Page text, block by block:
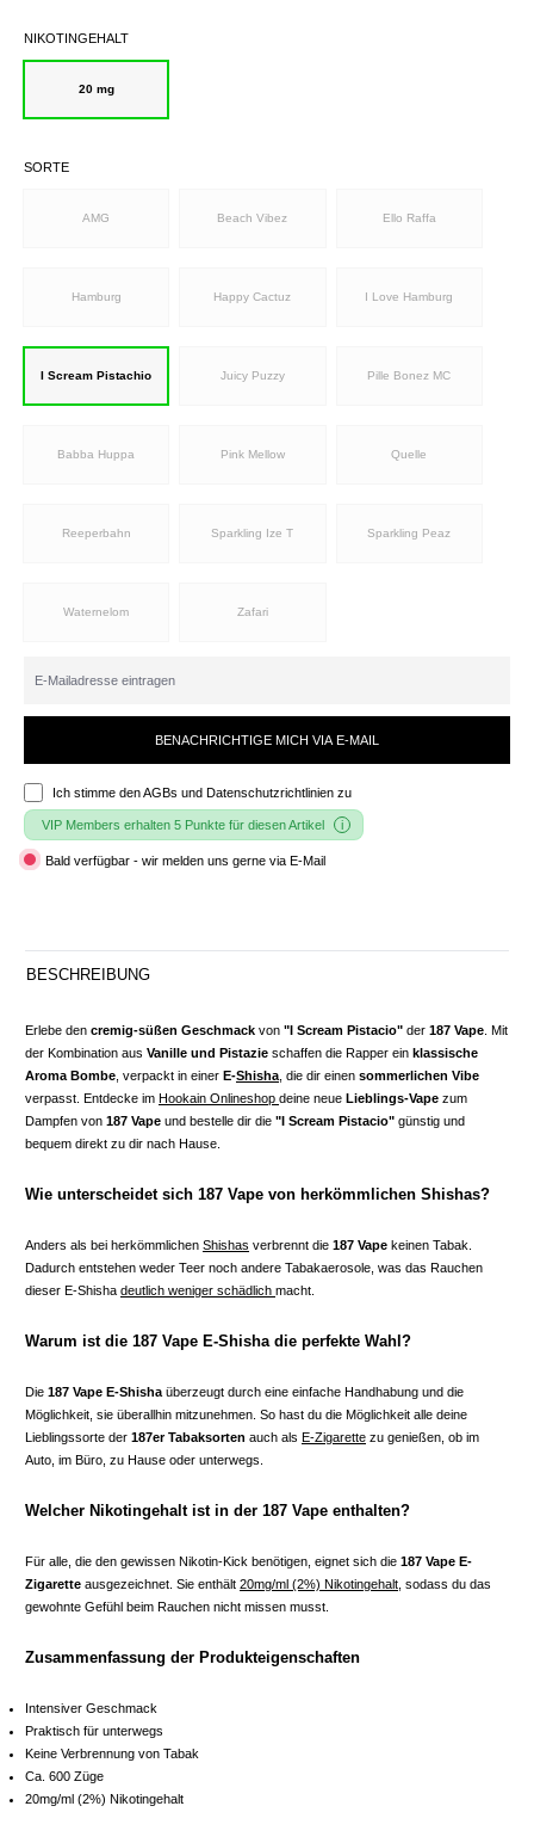
NIKOTINGEHALT
20 mg
SORTE
AMG Beach Vibez Ello Raffa
Hamburg Happy Cactuz I Love Hamburg
I Scream Pistachio Juicy Puzzy Pille Bonez MC
Babba Huppa Pink Mellow Quelle
Reeperbahn Sparkling Ize T Sparkling Peaz
Waternelom Zafari
BENACHRICHTIGE MICH VIA E-MAIL
Ich stimme denAGBs und Datenschutzrichtlinien zu
VIP Members erhalten 5 Punkte für diesen Artikel
Bald verfügbar - wir melden uns gerne via E-Mail
BESCHREIBUNG
Erlebe den cremig-süßen Geschmack von "I Scream Pistacio" der 187 Vape . Mit
der Kombination aus Vanille und Pistazie schaffen die Rapper ein klassische
Aroma Bombe , verpackt in einer E-Shisha , die dir einen sommerlichen Vibe
verpasst. Entdecke im Hookain Onlineshop deine neue Lieblings-Vape zum
Dampfen von 187 Vape und bestelle dir die "I Scream Pistacio" günstig und
bequem direkt zu dir nach Hause.
Wie unterscheidet sich 187 Vape von herkömmlichen Shishas?
Anders als bei herkömmlichen Shishas verbrennt die 187 Vape keinen Tabak.
Dadurch entstehen weder Teer noch andere Tabakaerosole, was das Rauchen
dieser E-Shisha deutlich weniger schädlich macht.
Warum ist die 187 Vape E-Shisha die perfekte Wahl?
Die 187 Vape E-Shisha überzeugt durch eine einfache Handhabung und die
Möglichkeit, sie überallhin mitzunehmen. So hast du die Möglichkeit alle deine
Lieblingssorte der 187er Tabaksorten auch als E-Zigarette zu genießen, ob im
Auto, im Büro, zu Hause oder unterwegs.
Welcher Nikotingehalt ist in der 187 Vape enthalten?
Für alle, die den gewissen Nikotin-Kick benötigen, eignet sich die 187 Vape E-
Zigarette ausgezeichnet. Sie enthält 20mg/ml (2%) Nikotingehalt , sodass du das
gewohnte Gefühl beim Rauchen nicht missen musst.
Zusammenfassung der Produkteigenschaften
Intensiver Geschmack
Praktisch für unterwegs
Keine Verbrennung von Tabak
Ca. 600 Züge
20mg/ml (2%) Nikotingehalt